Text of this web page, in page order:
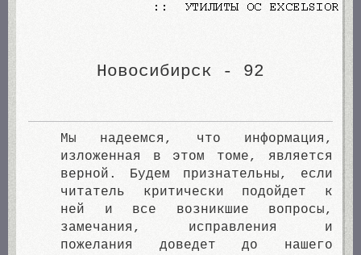
Новосибирск - 92
Мы надеемся, что информация,
изложенная в этом томе, является
верной. Будем признательны, если
читатель критически подойдет к
ней и все возникшие вопросы,
замечания, исправления и
пожелания доведет до нашего